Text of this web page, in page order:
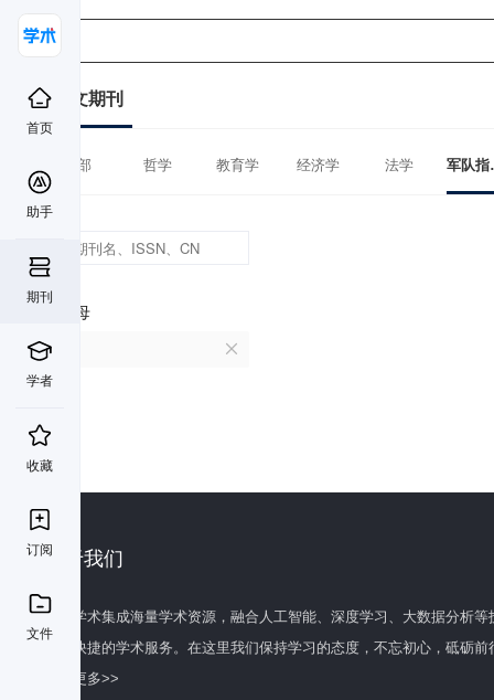
首页
助手
期刊
学者
收藏
订阅
文件
中文期刊
全部 哲学 教育学 经济学 法学 军
首字母
C
关于我们
百度学术集成海量学术资源，融合人工智能、深度学习、大数据分析
全面快捷的学术服务。在这里我们保持学习的态度，不忘初心，砥砺前
了解更多>>